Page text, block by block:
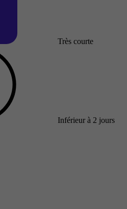
Très courte
Inférieur à 2 jours